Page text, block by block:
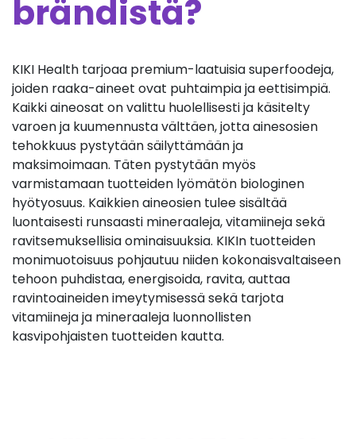
brändistä?
KIKI Health tarjoaa premium-laatuisia superfoodeja,
joiden raaka-aineet ovat puhtaimpia ja eettisimpiä.
Kaikki aineosat on valittu huolellisesti ja käsitelty
varoen ja kuumennusta välttäen, jotta ainesosien
tehokkuus pystytään säilyttämään ja
maksimoimaan. Täten pystytään myös
varmistamaan tuotteiden lyömätön biologinen
hyötyosuus. Kaikkien aineosien tulee sisältää
luontaisesti runsaasti mineraaleja, vitamiineja sekä
ravitsemuksellisia ominaisuuksia. KIKIn tuotteiden
monimuotoisuus pohjautuu niiden kokonaisvaltaiseen
tehoon puhdistaa, energisoida, ravita, auttaa
ravintoaineiden imeytymisessä sekä tarjota
vitamiineja ja mineraaleja luonnollisten
kasvipohjaisten tuotteiden kautta.